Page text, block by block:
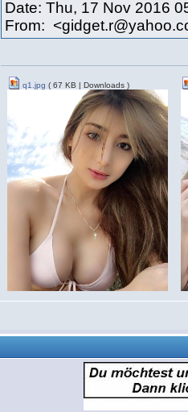
Date: Thu, 17 Nov 2016
From:
q1.jpg ( 67 KB | Downloads )